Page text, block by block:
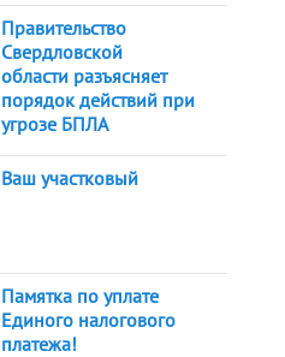
Правительство
Свердловской
области разъясняет
порядок действий при
угрозе БПЛА
Ваш участковый
Памятка по уплате
Единого налогового
платежа!